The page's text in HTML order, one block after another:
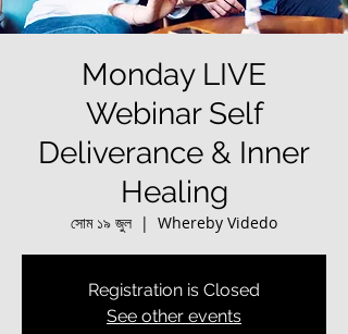
Monday LIVE
Webinar Self
Deliverance & Inner
Healing
সোম ১৯ জুল
  |
Whereby Videdo
Registration is Closed
See other events